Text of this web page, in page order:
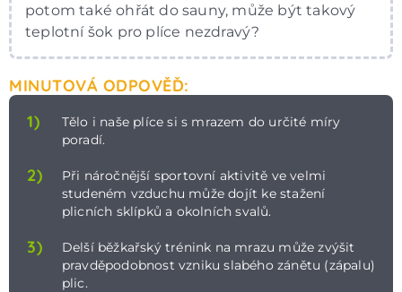
potom také ohřát do sauny, může být takový
teplotní šok pro plíce nezdravý?
MINUTOVÁ ODPOVĚĎ:
1)
Tělo i naše plíce si s mrazem do určité míry
poradí.
2)
Při náročnější sportovní aktivitě ve velmi
studeném vzduchu může dojít ke stažení
plicních sklípků a okolních svalů.
3)
Delší běžkařský trénink na mrazu může zvýšit
pravděpodobnost vzniku slabého zánětu (zápalu)
plic.